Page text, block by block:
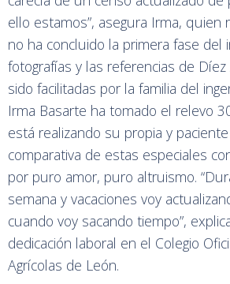
ello estamos”, asegura Irma,
no ha concluido la primera fase del
fotografías y las referencias de
sido facilitadas por la familia del
Irma Basarte ha tomado el relevo
está realizando su propia y
comparativa de estas especiales
por puro amor, puro altruismo.
semana y vacaciones voy
cuando voy sacando tiempo”,
dedicación laboral en el Colegio
Agrícolas de León.